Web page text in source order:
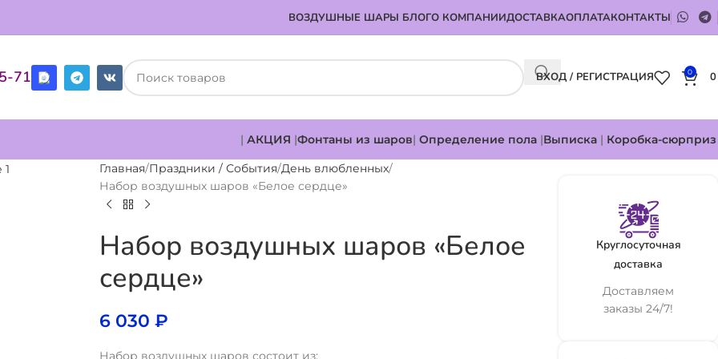
ВОЗДУШНЫЕ ШАРЫ БЛОГО КОМПАНИИДОСТАВКАОПЛАТАКОНТАКТЫ
71 ВХОД / РЕГИСТРАЦИЯ 0
| АКЦИЯ |Фонтаны из шаров| Определение пола |Выписка | Коробка-сюрприз
Главная Праздники / События День влюбленных
Набор воздушных шаров «Белое сердце»
Набор воздушных шаров «Белое
сердце»
6 030₽
Набор воздушных шаров состоит из:
Круглосуточная
доставка
Доставляем
заказы 24/7!